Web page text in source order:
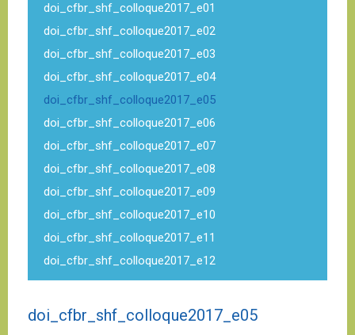
doi_cfbr_shf_colloque2017_e01
doi_cfbr_shf_colloque2017_e02
doi_cfbr_shf_colloque2017_e03
doi_cfbr_shf_colloque2017_e04
doi_cfbr_shf_colloque2017_e05
doi_cfbr_shf_colloque2017_e06
doi_cfbr_shf_colloque2017_e07
doi_cfbr_shf_colloque2017_e08
doi_cfbr_shf_colloque2017_e09
doi_cfbr_shf_colloque2017_e10
doi_cfbr_shf_colloque2017_e11
doi_cfbr_shf_colloque2017_e12
doi_cfbr_shf_colloque2017_e05